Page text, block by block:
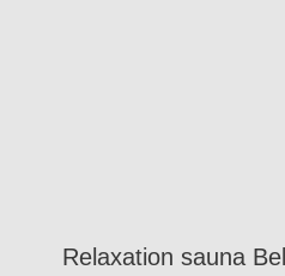
Relaxation sauna